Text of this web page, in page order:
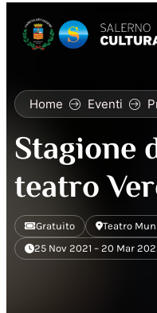
Home Eventi
Stagione
teatro
Gratuito
Teatro
25 Nov 2021 – 20 Mar